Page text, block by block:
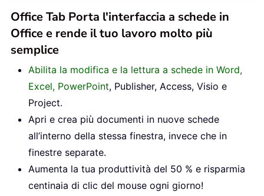
Office Tab Porta l'interfaccia a schede in
Office e rende il tuo lavoro molto più
semplice
Abilita la modifica e la lettura a schede in Word,
Excel, PowerPoint, Publisher, Access, Visio e
Project.
Apri e crea più documenti in nuove schede
all’interno della stessa finestra, invece che in
finestre separate.
Aumenta la tua produttività del 50 % e risparmia
centinaia di clic del mouse ogni giorno!